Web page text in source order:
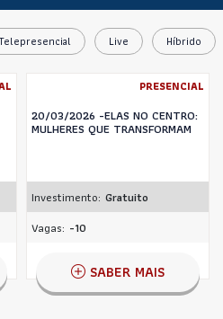
Live Híbrido
PRESENCIAL
20/03/2026 -ELAS NO CENTRO:
MULHERES QUE TRANSFORMAM
Investimento: Gratuito
Vagas: -10
SABER MAIS